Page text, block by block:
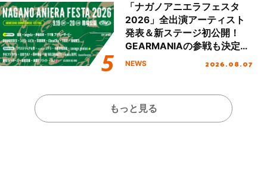
「ナガノアニエラフェスタ
2026」全出演アーティスト
発表＆新ステージ初公開！
GEARMANIAの参戦も決定
し、初となる第3ステージの
NEWS 2026.08.07
もっと見る